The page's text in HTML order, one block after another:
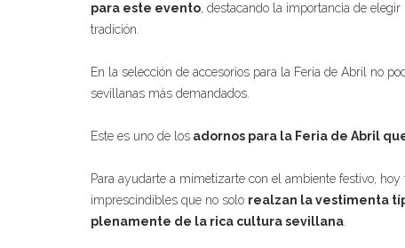
para este evento, destacando la importancia de
tradición.
En la selección de accesorios para la Feria de Abril no
sevillanas más demandados.
Este es uno de los adornos para la Feria de Abril
Para ayudarte a mimetizarte con el ambiente festivo,
imprescindibles que no solo realzan la vestimenta
plenamente de la rica cultura sevillana